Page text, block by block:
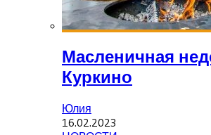
Масленичная
Куркино
Юлия
16.02.2023